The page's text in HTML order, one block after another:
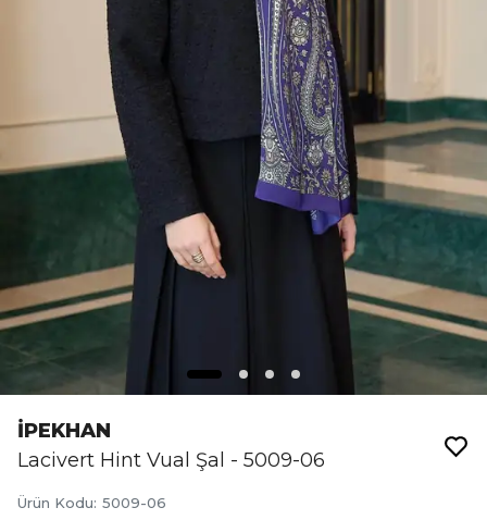
İPEKHAN
Lacivert Hint Vual Şal - 5009-06
Ürün Kodu: 5009-06